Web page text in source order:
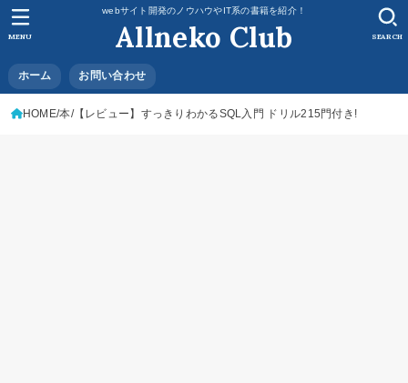
webサイト開発のノウハウやIT系の書籍を紹介！
Allneko Club
ホーム お問い合わせ
SEARCH
MENU
HOME 本 【レビュー】すっきりわかるSQL入門 ドリル215門付き!